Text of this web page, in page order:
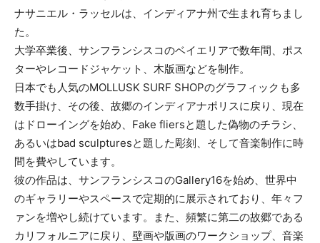
ナサニエル・ラッセルは、インディアナ州で生まれ育ちまし
た。
大学卒業後、サンフランシスコのベイエリアで数年間、ポス
ターやレコードジャケット、木版画などを制作。
日本でも人気のMOLLUSK SURF SHOPのグラフィックも多
数手掛け、その後、故郷のインディアナポリスに戻り、現在
はドローイングを始め、Fake fliersと題した偽物のチラシ、
あるいはbad sculpturesと題した彫刻、そして音楽制作に時
間を費やしています。
彼の作品は、サンフランシスコのGallery16を始め、世界中
のギャラリーやスペースで定期的に展示されており、年々フ
ァンを増やし続けています。また、頻繁に第二の故郷である
カリフォルニアに戻り、壁画や版画のワークショップ、音楽